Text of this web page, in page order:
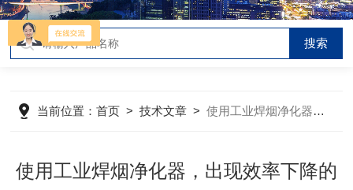
当前位置：首页 >技术文章 >使用工业焊烟净化器，出现效率下降的原因
使用工业焊烟净化器，出现效率下降的